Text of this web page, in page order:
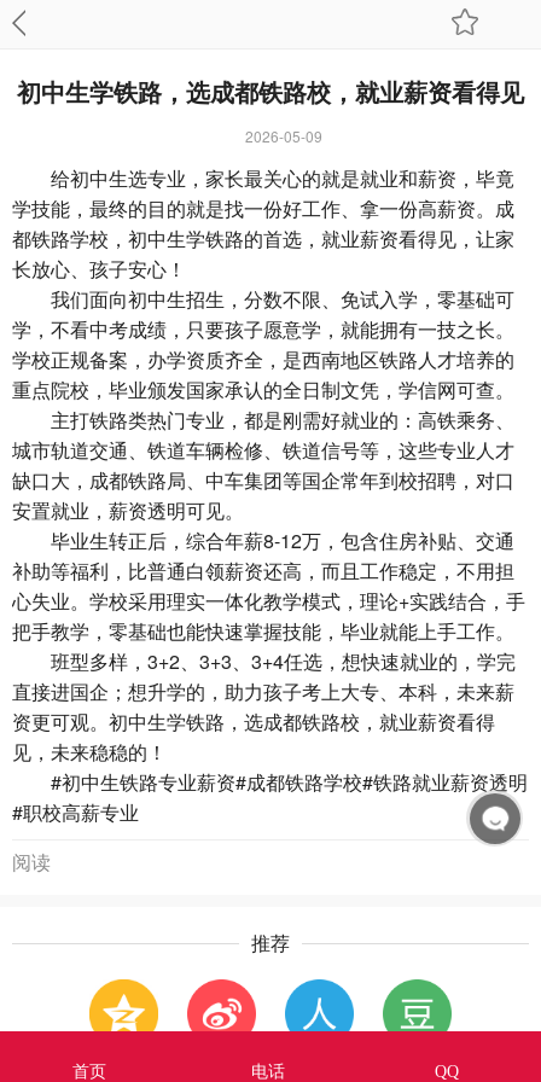
初中生学铁路，选成都铁路校，就业薪资看得见
2026-05-09
给初中生选专业，家长最关心的就是就业和薪资，毕竟
学技能，最终的目的就是找一份好工作、拿一份高薪资。成
都铁路学校，初中生学铁路的首选，就业薪资看得见，让家
长放心、孩子安心！
我们面向初中生招生，分数不限、免试入学，零基础可
学，不看中考成绩，只要孩子愿意学，就能拥有一技之长。
学校正规备案，办学资质齐全，是西南地区铁路人才培养的
重点院校，毕业颁发国家承认的全日制文凭，学信网可查。
主打铁路类热门专业，都是刚需好就业的：高铁乘务、
城市轨道交通、铁道车辆检修、铁道信号等，这些专业人才
缺口大，成都铁路局、中车集团等国企常年到校招聘，对口
安置就业，薪资透明可见。
毕业生转正后，综合年薪8-12万，包含住房补贴、交通
补助等福利，比普通白领薪资还高，而且工作稳定，不用担
心失业。学校采用理实一体化教学模式，理论+实践结合，手
把手教学，零基础也能快速掌握技能，毕业就能上手工作。
班型多样，3+2、3+3、3+4任选，想快速就业的，学完
直接进国企；想升学的，助力孩子考上大专、本科，未来薪
资更可观。初中生学铁路，选成都铁路校，就业薪资看得
见，未来稳稳的！
#初中生铁路专业薪资#成都铁路学校#铁路就业薪资透明
#职校高薪专业
阅读
推荐
QQ空间
首页 电话 QQ